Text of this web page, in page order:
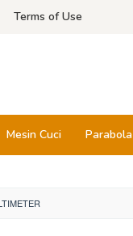
Terms of Use
Mesin Cuci Parabola